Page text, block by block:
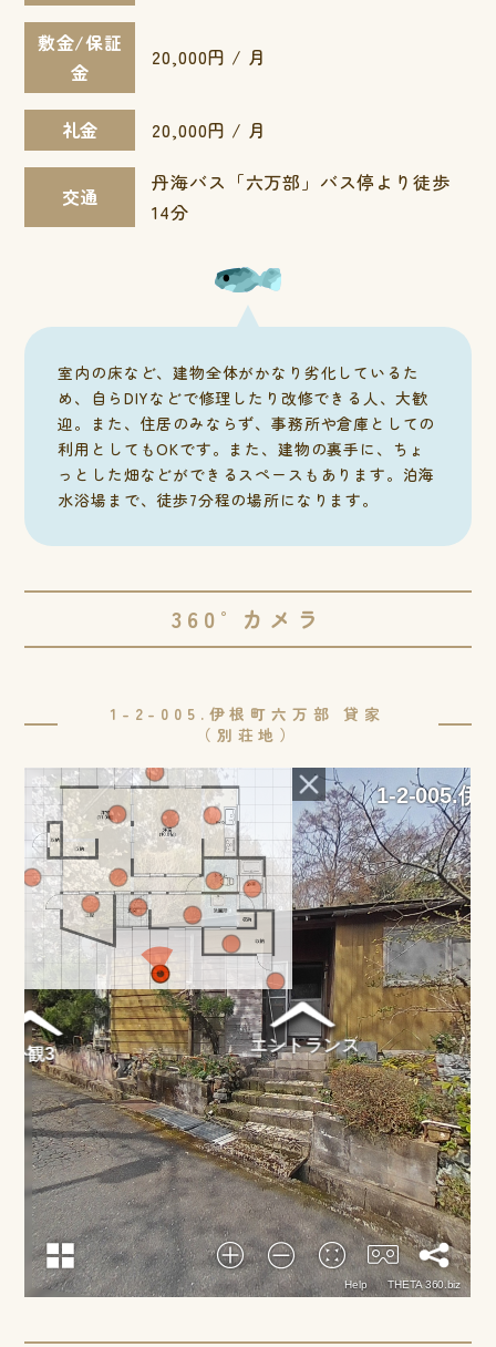
敷金/保証
金
20,000円 / 月
礼金 20,000円 / 月
交通
丹海バス「六万部」バス停より徒歩
14分
室内の床など、建物全体がかなり劣化しているた
め、自らDIYなどで修理したり改修できる人、大歓
迎。また、住居のみならず、事務所や倉庫としての
利用としてもOKです。また、建物の裏手に、ちょ
っとした畑などができるスペースもあります。泊海
水浴場まで、徒歩7分程の場所になります。
360°カメラ
1-2-005.伊根町六万部 貸家
（別荘地）